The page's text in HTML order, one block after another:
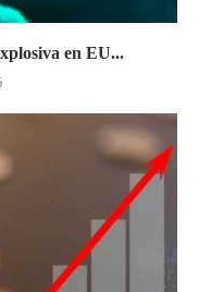
en EU...